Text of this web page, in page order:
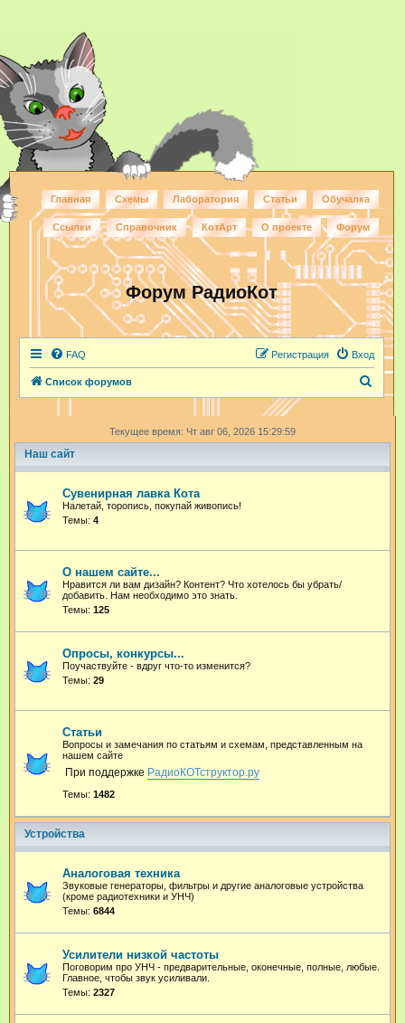
Главная Схемы Лаборатория Статьи Обучалка
Ссылки Справочник КотАрт О проекте Форум
Форум РадиоКот
FAQ Вход
Регистрация
Список форумов
с
Текущее время: Чт авг 06, 2026 15:29:59
Наш сайт
Сувенирная лавка Кота
Налетай, торопись, покупай живопись!
Темы: 4
О нашем сайте...
Нравится ли вам дизайн? Контент? Что хотелось бы убрать/
добавить. Нам необходимо это знать.
Темы: 125
Опросы, конкурсы...
Поучаствуйте - вдруг что-то изменится?
Темы: 29
Статьи
Вопросы и замечания по статьям и схемам, представленным на
нашем сайте
При поддержке РадиоКОТструктор.ру
Темы: 1482
Устройства
Аналоговая техника
Звуковые генераторы, фильтры и другие аналоговые устройства
(кроме радиотехники и УНЧ)
Темы: 6844
Усилители низкой частоты
Поговорим про УНЧ - предварительные, оконечные, полные, любые.
Главное, чтобы звук усиливали.
Темы: 2327